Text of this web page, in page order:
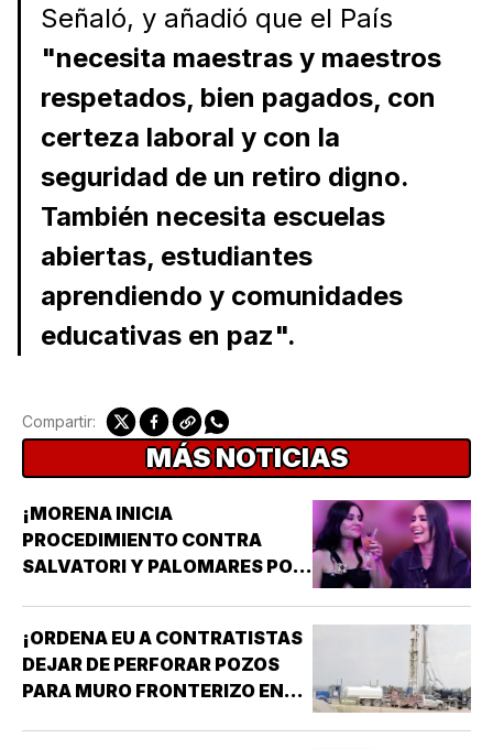
Señaló, y añadió que el País
"necesita maestras y maestros
respetados, bien pagados, con
certeza laboral y con la
seguridad de un retiro digno.
También necesita escuelas
abiertas, estudiantes
aprendiendo y comunidades
educativas en paz".
Compartir:
MÁS NOTICIAS
¡MORENA INICIA
PROCEDIMIENTO CONTRA
SALVATORI Y PALOMARES POR
¡ORDENA EU A CONTRATISTAS
DEJAR DE PERFORAR POZOS
PARA MURO FRONTERIZO EN